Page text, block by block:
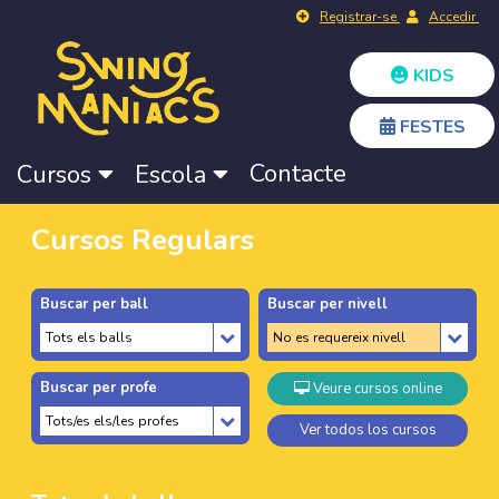
Registrar-se Accedir
KIDS
FESTES
Cursos Escola Contacte
Cursos Regulars
Buscar per ball Buscar per nivell
Buscar per profe Veure cursos online
Ver todos los cursos